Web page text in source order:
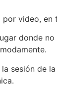
por video,
donde
sesión de